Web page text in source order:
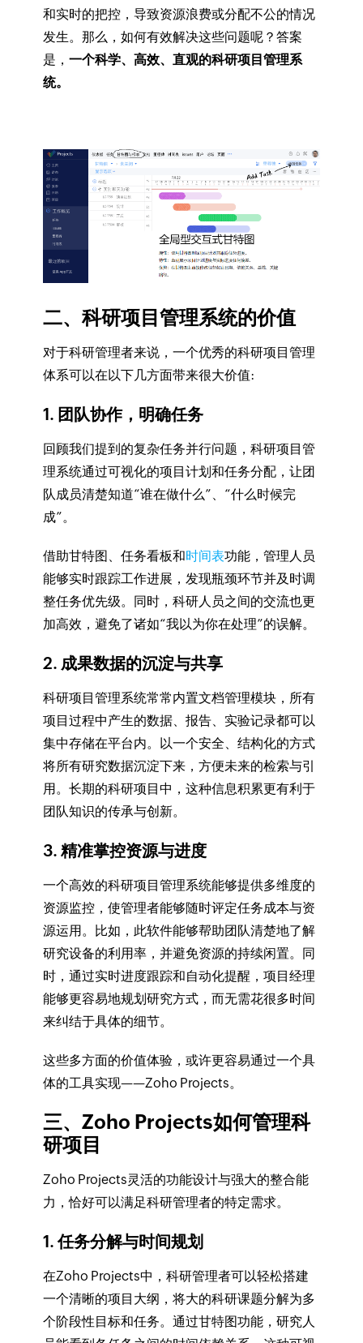
和实时的把控，导致资源浪费或分配不公的情况
发生。那么，如何有效解决这些问题呢？答案
是， 一个科学、高效、直观的科研项目管理系
统。
二、科研项目管理系统的价值
对于科研管理者来说，一个优秀的科研项目管理
体系可以在以下几方面带来很大价值:
1. 团队协作，明确任务
回顾我们提到的复杂任务并行问题，科研项目管
理系统通过可视化的项目计划和任务分配，让团
队成员清楚知道“谁在做什么”、“什么时候完
成”。
借助甘特图、任务看板和时间表功能，管理人员
能够实时跟踪工作进展，发现瓶颈环节并及时调
整任务优先级。同时，科研人员之间的交流也更
加高效，避免了诸如“我以为你在处理”的误解。
2. 成果数据的沉淀与共享
科研项目管理系统常常内置文档管理模块，所有
项目过程中产生的数据、报告、实验记录都可以
集中存储在平台内。以一个安全、结构化的方式
将所有研究数据沉淀下来，方便未来的检索与引
用。长期的科研项目中，这种信息积累更有利于
团队知识的传承与创新。
3. 精准掌控资源与进度
一个高效的科研项目管理系统能够提供多维度的
资源监控，使管理者能够随时评定任务成本与资
源运用。比如，此软件能够帮助团队清楚地了解
研究设备的利用率，并避免资源的持续闲置。同
时，通过实时进度跟踪和自动化提醒，项目经理
能够更容易地规划研究方式，而无需花很多时间
来纠结于具体的细节。
这些多方面的价值体验，或许更容易通过一个具
体的工具实现——Zoho Projects。
三、Zoho Projects如何管理科
研项目
Zoho Projects灵活的功能设计与强大的整合能
力，恰好可以满足科研管理者的特定需求。
1. 任务分解与时间规划
在Zoho Projects中，科研管理者可以轻松搭建
一个清晰的项目大纲，将大的科研课题分解为多
个阶段性目标和任务。通过甘特图功能，研究人